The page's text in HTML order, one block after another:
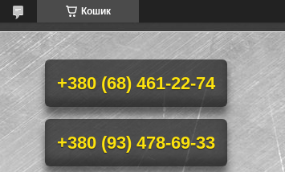
Кошик
+380 (68) 461-22-74
+380 (93) 478-69-33